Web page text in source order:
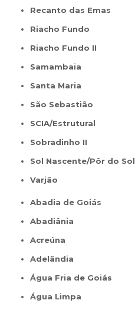
Recanto das Emas
Riacho Fundo
Riacho Fundo II
Samambaia
Santa Maria
São Sebastião
SCIA/Estrutural
Sobradinho II
Sol Nascente/Pôr do Sol
Varjão
Abadia de Goiás
Abadiânia
Acreúna
Adelândia
Água Fria de Goiás
Água Limpa